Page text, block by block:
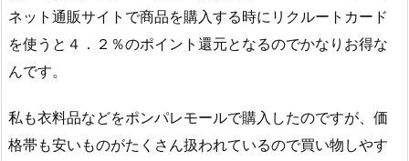
ネット通販サイトで商品を購入する時にリクルートカード
を使うと４．２％のポイント還元となるのでかなりお得な
んです。
私も衣料品などをポンパレモールで購入したのですが、価
格帯も安いものがたくさん扱われているので買い物しやす